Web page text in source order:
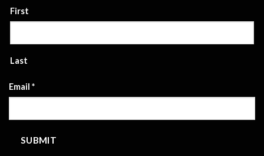
First
Last
Email *
SUBMIT